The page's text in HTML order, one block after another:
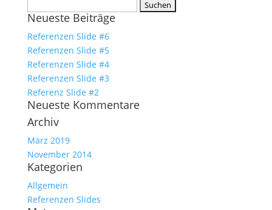
nach:
Neueste Beiträge
Referenzen Slide #6
Referenzen Slide #5
Referenzen Slide #4
Referenzen Slide #3
Referenz Slide #2
Neueste Kommentare
Archiv
März 2019
November 2014
Kategorien
Allgemein
Referenzen Slides